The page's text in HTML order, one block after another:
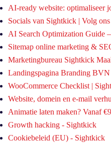
AI-ready website: optimaliseer
Socials van Sightkick | Volg
AI Search Optimization Guide
Sitemap online marketing &
Marketingbureau Sightkick
Landingspagina Branding
WooCommerce Checklist |
Website, domein en e-mail
Animatie laten maken? Vanaf
Growth hacking - Sightkick
Cookiebeleid (EU) - Sightkick